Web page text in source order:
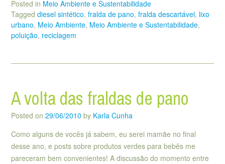
Posted in Meio Ambiente e Sustentabilidade
Tagged diesel sintético, fralda de pano, fralda descartável, lixo
urbano, Meio Ambiente, Meio Ambiente e Sustentabilidade,
poluição, reciclagem
A volta das fraldas de pano
Posted on 29/06/2010 by Karla Cunha
Como alguns de vocês já sabem, eu serei mamãe no final
desse ano, e posts sobre produtos verdes para bebês me
pareceram bem convenientes! A discussão do momento entre